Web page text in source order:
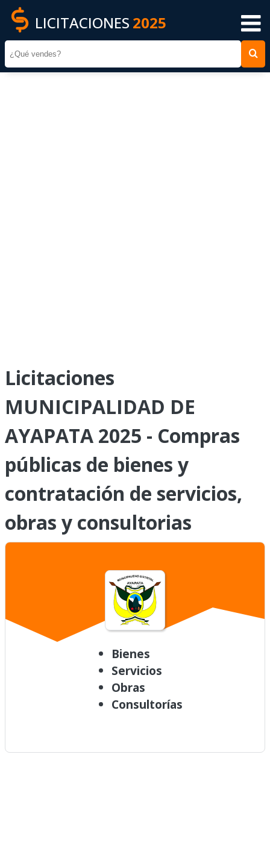
LICITACIONES 2025
Licitaciones
MUNICIPALIDAD DE
AYAPATA 2025 - Compras
públicas de bienes y
contratación de servicios,
obras y consultorias
Bienes
Servicios
Obras
Consultorías